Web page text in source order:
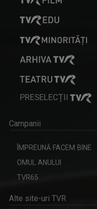
PRESELECȚII
Campanii
ÎMPREUNĂ FACEM BINE
OMUL ANULUI
TVR65
Alte site-uri TVR